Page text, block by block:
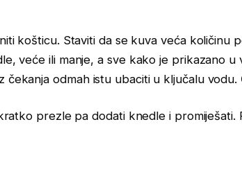
košticu. Staviti da se kuva veća količinu
veće ili manje, a sve kako je prikazano
čekanja odmah istu ubaciti u ključalu vodu.
prezle pa dodati knedle i promiješati.